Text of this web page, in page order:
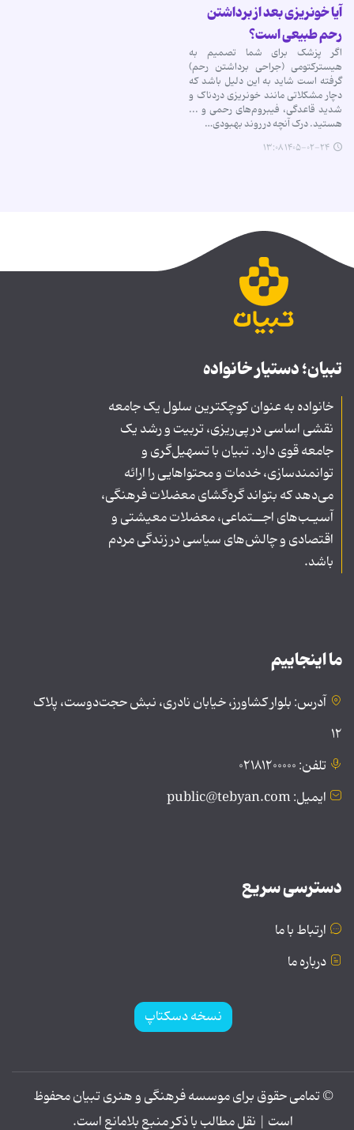
آیا خونریزی بعد از برداشتن
رحم طبیعی است؟
اگر پزشک برای شما تصمیم به
هیسترکتومی (جراحی برداشتن رحم)
گرفته است شاید به این دلیل باشد که
دچار مشکلاتی مانند خونریزی دردناک و
شدید قاعدگی، فیبروم‌های رحمی و ...
هستید. درک آنچه در روند بهبودی…
۱۴۰۵-۰۲-۲۴ ۱۳:۰۸
تبیان؛ دستیار خانواده
خانواده به عنوان کوچکترین سلول یک جامعه
نقشی اساسی در پی‌ریزی، تربیت و رشد یک
جامعه قوی دارد. تبیان با تسهیل‌گری و
توانمندسازی، خدمات و محتواهایی را ارائه
می‌دهد که بتواند گره‌گشای معضلات فرهنگی،
آسیـب‌های اجــتماعی، معضلات معیشتی و
اقتصادی و چالش‌های سیاسی در زندگی مردم
باشد.
ما اینجاییم
آدرس: بلوار کشاورز، خیابان نادری، نبش حجت‌دوست، پلاک
۱۲
تلفن: ۰۲۱۸۱۲۰۰۰۰۰
ایمیل: public@tebyan.com
دسترسی سریع
ارتباط با ما
درباره ما
نسخه دسکتاپ
© تمامی حقوق برای موسسه فرهنگی و هنری تبیان محفوظ
است | نقل مطالب با ذکر منبع بلامانع است.